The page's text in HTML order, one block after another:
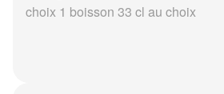
choix 1 boisson 33 cl au choix